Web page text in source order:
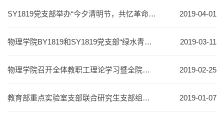
SY1819党支部举办“今夕清明节，共忆革命魂”活动 2019-04-01
物理学院BY1819和SY1819党支部“绿水青山就是金山银山”主题活动 2019-03-11
物理学院召开全体教职工理论学习暨全院党员集中学习会 2019-02-25
教育部重点实验室支部联合研究生支部组织参观“伟大的变革—庆祝改革开放40周年大型展览” 2019-01-07